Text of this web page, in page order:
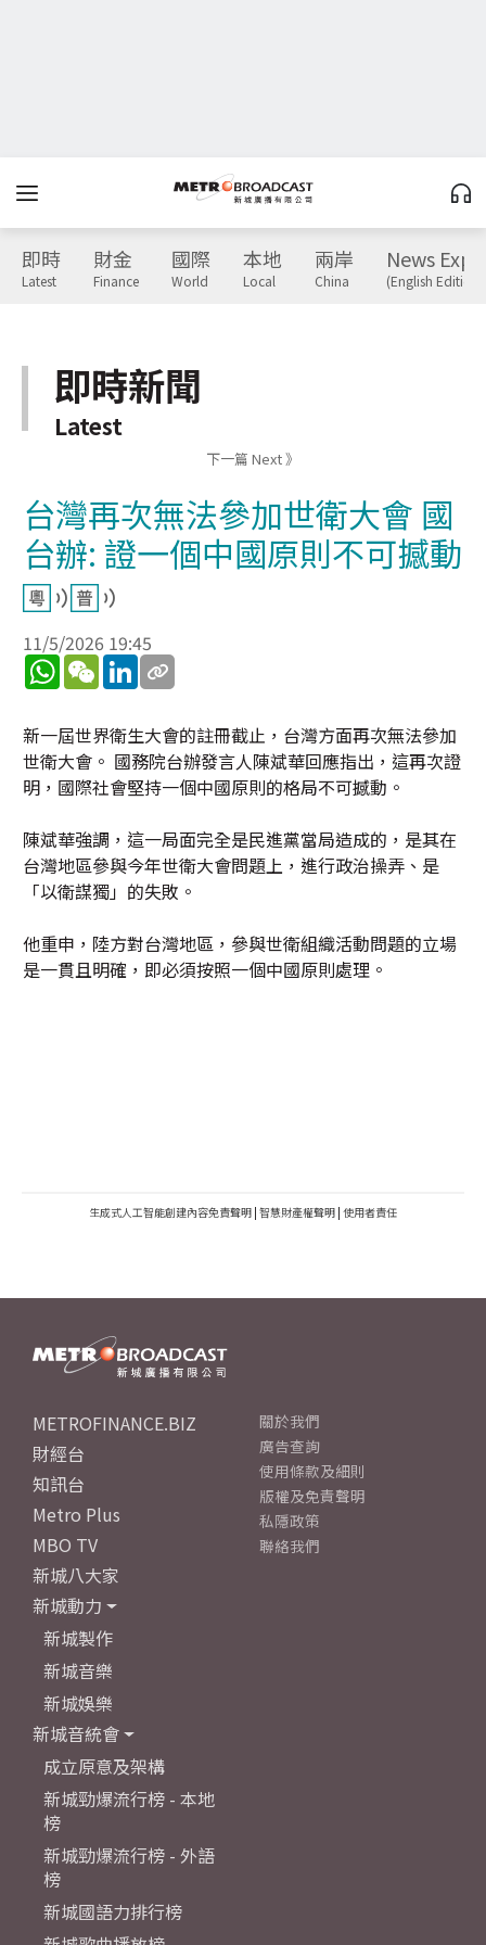
即時
Latest
財金
Finance
國際
World
本地
Local
兩岸
China
News
(English Edition)
即時新聞
Latest
下一篇 Next 》
台灣再次無法參加世衛大會 國
台辦: 證一個中國原則不可撼動
11/5/2026 19:45
WhatsApp
WeChatLinkedIn
新一屆世界衛生大會的註冊截止，台灣方面再次無法參加
世衛大會。 國務院台辦發言人陳斌華回應指出，這再次證
明，國際社會堅持一個中國原則的格局不可撼動。
陳斌華強調，這一局面完全是民進黨當局造成的，是其在
台灣地區參與今年世衛大會問題上，進行政治操弄、是
「以衛謀獨」的失敗。
他重申，陸方對台灣地區，參與世衛組織活動問題的立場
是一貫且明確，即必須按照一個中國原則處理。
生成式人工智能創建內容免責聲明 | 智慧財產權聲明 | 使用者責任
METROFINANCE.BIZ
財經台
知訊台
Metro Plus
MBO TV
新城八大家
新城動力
新城製作
新城音樂
新城娛樂
新城音統會
成立原意及架構
新城勁爆流行榜 - 本地
榜
新城勁爆流行榜 - 外語
榜
新城國語力排行榜
關於我們
廣告查詢
使用條款及細則
版權及免責聲明
私隱政策
聯絡我們